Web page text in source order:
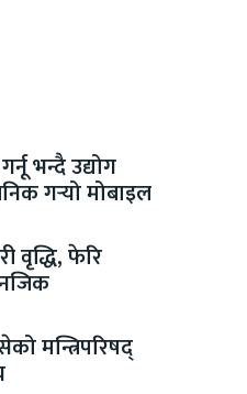
भन्दै उद्योग
गर्‍यो मोबाइल
वृद्धि, फेरि
मन्त्रिपरिषद्